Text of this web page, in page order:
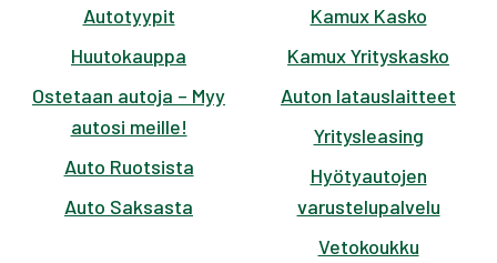
Autotyypit
Huutokauppa
Ostetaan autoja – Myy
autosi meille!
Auto Ruotsista
Auto Saksasta
Kamux Kasko
Kamux Yrityskasko
Auton latauslaitteet
Yritysleasing
Hyötyautojen
varustelupalvelu
Vetokoukku